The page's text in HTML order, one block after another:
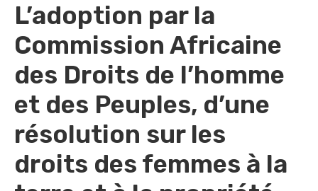
L’adoption par la
Commission Africaine
des Droits de l’homme
et des Peuples, d’une
résolution sur les
droits des femmes à la